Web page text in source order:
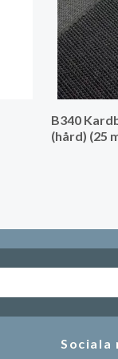
B340
(hård) (25
Sociala